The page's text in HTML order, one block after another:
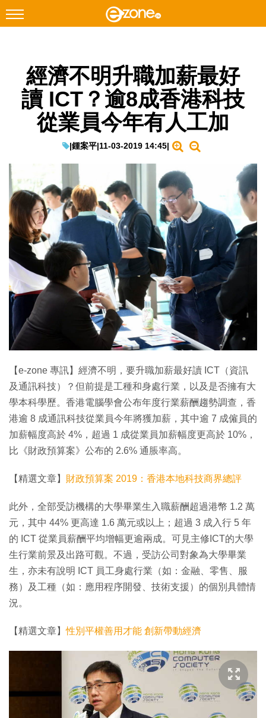
Facebook Instagram
科技焦點
網絡生活
教學評測
EduTech
IT Times
生成式AI與雲端應用
Enterprise Digital Transformation
特集
經濟不明升職加薪最好
讀 ICT？逾8成香港科技
從業員今年有人工加
|鍾案平|11-03-2019 14:45|
【e-zone 專訊】經濟不明，要升職加薪最好讀 ICT（資訊
及通訊科技）？但前提是工種和身處行業，以及是否擁有大
學本科學歷。香港電腦學會公布年度行業薪酬趨勢調查，香
港逾 8 成通訊科技從業員今年將獲加薪，其中逾 7 成僱員的
加薪幅度高於 4%，超過 1 成從業員加薪幅度更高於 10%，
比《財政預算案》公布的 2.6% 通脹率高。
【精選文章】 財政預算案 2019：香港本地科技商界總評
此外，全部受訪機構的大學畢業生入職薪酬超過港幣 1.2 萬
元，其中 44% 更高達 1.6 萬元或以上；超過 3 成入行 5 年
的 ICT 從業員薪酬平均增幅更逾兩成。可見主修ICT的大學
生行業前景及出路可觀。不過，受訪公司對象為大學畢業
生，亦未有說明 ICT 員工身處行業（如：金融、零售、服
務）及工種（如：應用程序開發、技術支援）的個別具體情
況。
【精選文章】性別平權善用才能 創新帶動經濟